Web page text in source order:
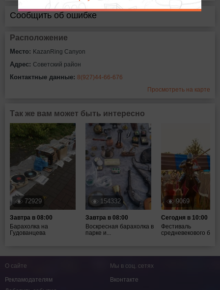
Сообщить об ошибке
Расположение
Место: KazanRing Canyon
Адрес: Советский район
Контактные данные: 8(927)44-66-676
Просмотреть на карте
Так же вам может быть интересно
72929
Завтра в 08:00
Барахолка на
Гудованцева
154332
Завтра в 08:00
Воскресная барахолка в
парке и...
9069
Сегодня в 10:00
Фестиваль
средневекового боя
О сайте
Рекламодателям
Мы в соц. сетях
Вконтакте